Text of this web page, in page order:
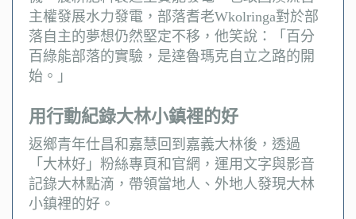
主權發展水力發電，部落耆老Wkolringa對於部
落自主的夢想仍然堅定不移，他笑說：「百分
百綠能部落的實驗，是達魯瑪克自立之路的開
始。」
用行動紀錄大林小鎮裡的好
返鄉青年仕昌和嘉慧回到嘉義大林後，透過
「大林好」粉絲專頁和官網，運用文字與影音
記錄大林點滴，帶領當地人、外地人發現大林
小鎮裡的好。